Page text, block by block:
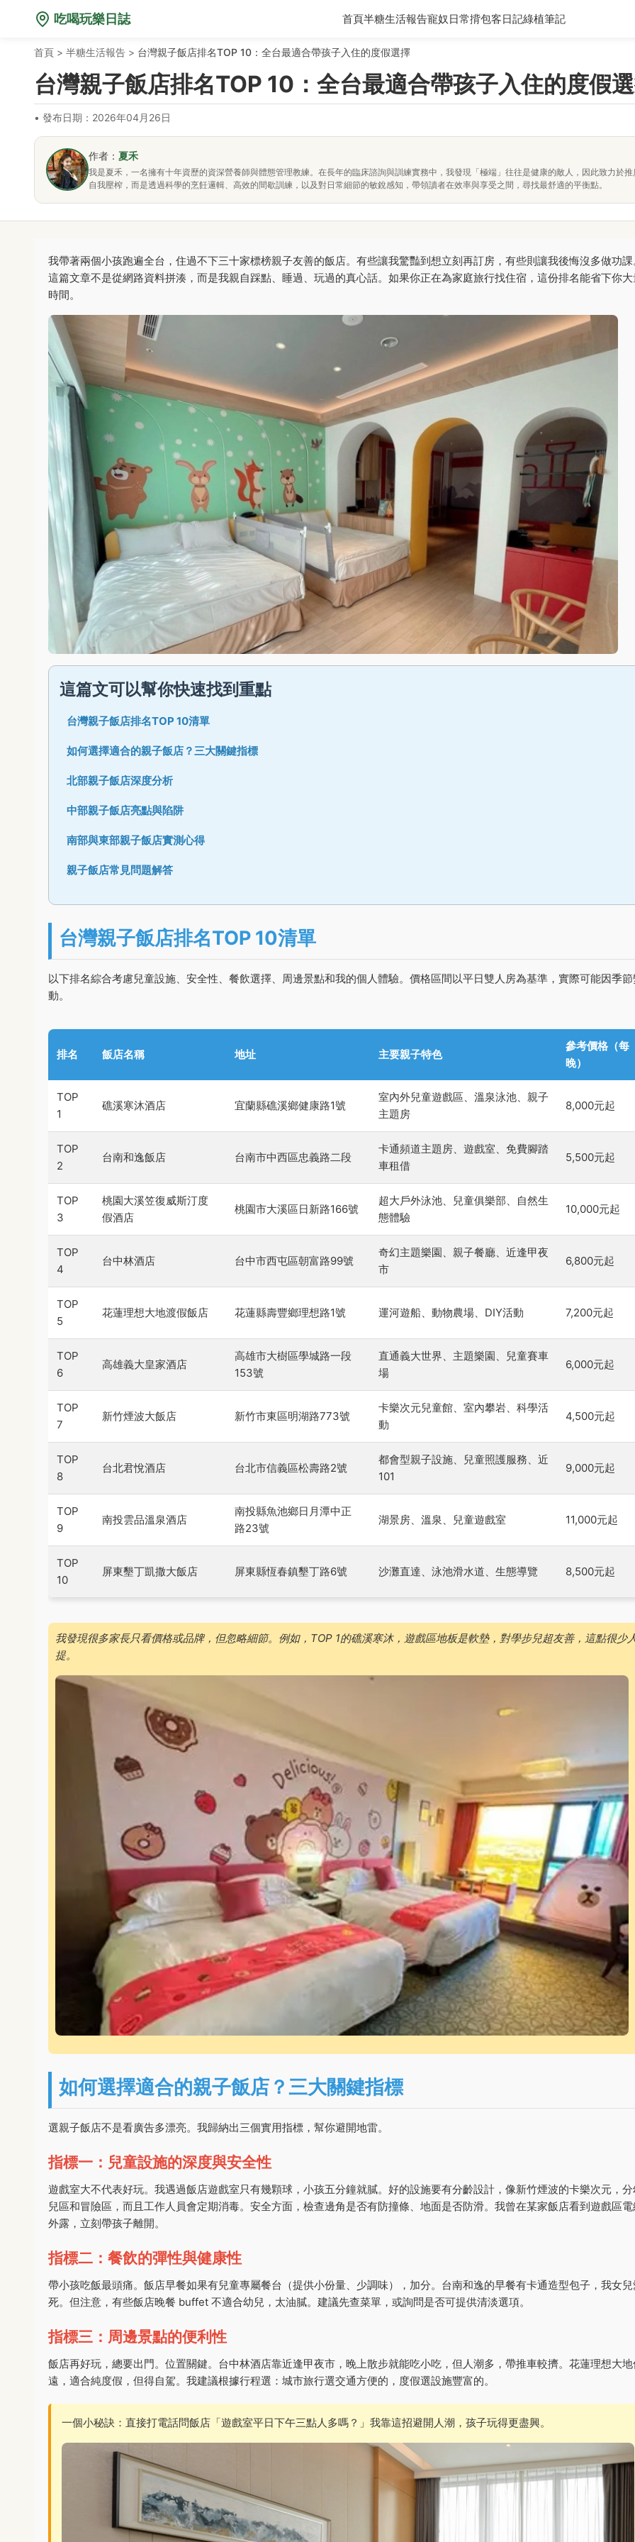
吃喝玩樂日誌 首頁半糖生活報告寵奴日常揹包客日記綠植筆記
首頁 > 半糖生活報告 > 台灣親子飯店排名TOP 10：全台最適合帶孩子入住的度假選擇
台灣親子飯店排名TOP 10：全台最適合帶孩子入住的度假
• 發布日期：2026年04月26日
作者： 夏禾
我是夏禾，一名擁有十年資歷的資深營養師與體態管理教練。在長年的臨床諮詢與訓練實務中，我發現「極端」往往是健康的敵人，因此致力於
自我壓榨，而是透過科學的烹飪邏輯、高效的間歇訓練，以及對日常細節的敏銳感知，帶領讀者在效率與享受之間，尋找最舒適的平衡點。
我帶著兩個小孩跑遍全台，住過不下三十家標榜親子友善的飯店。有些讓我驚豔到想立刻再訂房，有些則讓我後悔沒多做功
這篇文章不是從網路資料拼湊，而是我親自踩點、睡過、玩過的真心話。如果你正在為家庭旅行找住宿，這份排名能省下你
時間。
這篇文可以幫你快速找到重點
台灣親子飯店排名TOP 10清單
如何選擇適合的親子飯店？三大關鍵指標
北部親子飯店深度分析
中部親子飯店亮點與陷阱
南部與東部親子飯店實測心得
親子飯店常見問題解答
台灣親子飯店排名TOP 10清單
以下排名綜合考慮兒童設施、安全性、餐飲選擇、周邊景點和我的個人體驗。價格區間以平日雙人房為基準，實際可能因季
動。
排名 飯店名稱 地址 主要親子特色
參考價格（每
晚）
TOP
1
礁溪寒沐酒店 宜蘭縣礁溪鄉健康路1號
室內外兒童遊戲區、溫泉泳池、親子
主題房
8,000元起
TOP
2
台南和逸飯店 台南市中西區忠義路二段
卡通頻道主題房、遊戲室、免費腳踏
車租借
5,500元起
TOP
3
桃園大溪笠復威斯汀度
假酒店
桃園市大溪區日新路166號
超大戶外泳池、兒童俱樂部、自然生
態體驗
10,000元起
TOP
4
台中林酒店 台中市西屯區朝富路99號
奇幻主題樂園、親子餐廳、近逢甲夜
市
6,800元起
TOP
5
花蓮理想大地渡假飯店 花蓮縣壽豐鄉理想路1號 運河遊船、動物農場、DIY活動 7,200元起
TOP
6
高雄義大皇家酒店
高雄市大樹區學城路一段
153號
直通義大世界、主題樂園、兒童賽車
場
6,000元起
TOP
7
新竹煙波大飯店 新竹市東區明湖路773號
卡樂次元兒童館、室內攀岩、科學活
動
4,500元起
TOP
8
台北君悅酒店 台北市信義區松壽路2號
都會型親子設施、兒童照護服務、近
101
9,000元起
TOP
9
南投雲品溫泉酒店
南投縣魚池鄉日月潭中正
路23號
湖景房、溫泉、兒童遊戲室 11,000元起
TOP
10
屏東墾丁凱撒大飯店 屏東縣恆春鎮墾丁路6號 沙灘直達、泳池滑水道、生態導覽 8,500元起
我發現很多家長只看價格或品牌，但忽略細節。例如，TOP 1的礁溪寒沐，遊戲區地板是軟墊，對學步兒超友善，這點很少
提。
如何選擇適合的親子飯店？三大關鍵指標
選親子飯店不是看廣告多漂亮。我歸納出三個實用指標，幫你避開地雷。
指標一：兒童設施的深度與安全性
遊戲室大不代表好玩。我遇過飯店遊戲室只有幾顆球，小孩五分鐘就膩。好的設施要有分齡設計，像新竹煙波的卡樂次元，
兒區和冒險區，而且工作人員會定期消毒。安全方面，檢查邊角是否有防撞條、地面是否防滑。我曾在某家飯店看到遊戲區
外露，立刻帶孩子離開。
指標二：餐飲的彈性與健康性
帶小孩吃飯最頭痛。飯店早餐如果有兒童專屬餐台（提供小份量、少調味），加分。台南和逸的早餐有卡通造型包子，我女
死。但注意，有些飯店晚餐 buffet 不適合幼兒，太油膩。建議先查菜單，或詢問是否可提供清淡選項。
指標三：周邊景點的便利性
飯店再好玩，總要出門。位置關鍵。台中林酒店靠近逢甲夜市，晚上散步就能吃小吃，但人潮多，帶推車較擠。花蓮理想大
遠，適合純度假，但得自駕。我建議根據行程選：城市旅行選交通方便的，度假選設施豐富的。
一個小秘訣：直接打電話問飯店「遊戲室平日下午三點人多嗎？」我靠這招避開人潮，孩子玩得更盡興。